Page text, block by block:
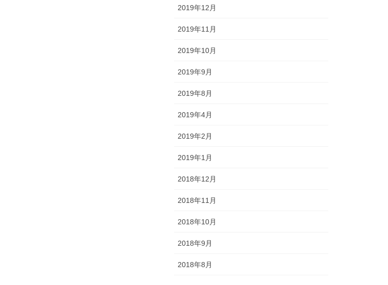
2019年12月
2019年11月
2019年10月
2019年9月
2019年8月
2019年4月
2019年2月
2019年1月
2018年12月
2018年11月
2018年10月
2018年9月
2018年8月